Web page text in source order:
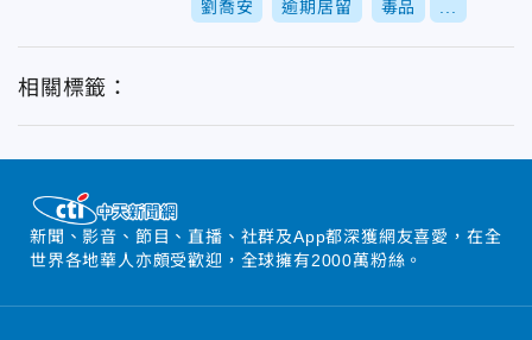
劉喬安 逾期居留 毒品
相關標籤：
新聞、影音、節目、直播、社群及App都深獲網友喜愛，在全
世界各地華人亦頗受歡迎，全球擁有2000萬粉絲。